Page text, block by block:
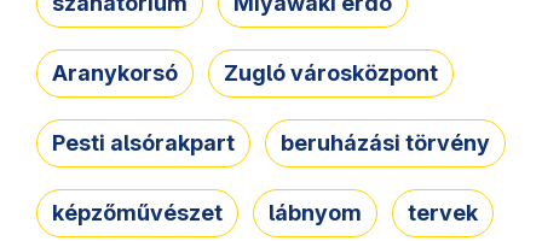
Aranykorsó Zugló városközpont
Pesti alsórakpart beruházási törvény
képzőművészet lábnyom tervek